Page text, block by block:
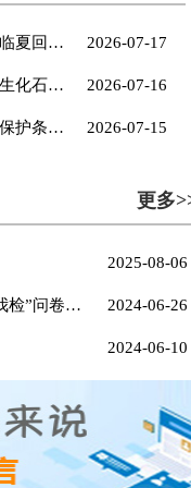
临夏州文化广电和旅游局关于征求《临夏回族... 2026-07-17
关于征求《甘肃省临夏回族自治州古生化石保... 2026-07-16
关于征求《临夏回族自治州古树名木保护条例... 2026-07-15
更多
2025-08-06
康乐县市场监督管理局2024年“你点我检”问卷调查 2024-06-26
2024-06-10